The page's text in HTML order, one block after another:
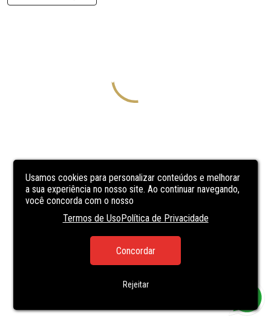
Usamos cookies para personalizar conteúdos e melhorar
a sua experiência no nosso site. Ao continuar navegando,
você concorda com o nosso
Termos de UsoPolítica de Privacidade
Concordar
Rejeitar